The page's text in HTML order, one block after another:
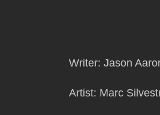
Writer: Jason
Artist: Marc